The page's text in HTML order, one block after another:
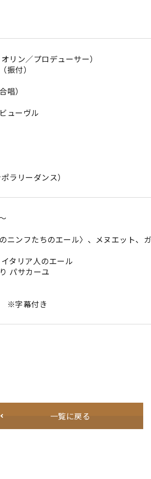
リン／プロデューサー）
振付）
唱）
ューヴル
ラリーダンス）
たちのエール〉、メヌエット、ガ
タリア人のエール
パサカーユ
※字幕付き
一覧に戻る